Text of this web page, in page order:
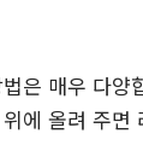
은 매우 다
에 올려 주